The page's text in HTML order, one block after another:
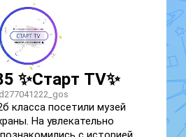
✨️Старт TV✨️
класса посетили музей
На увлекательно